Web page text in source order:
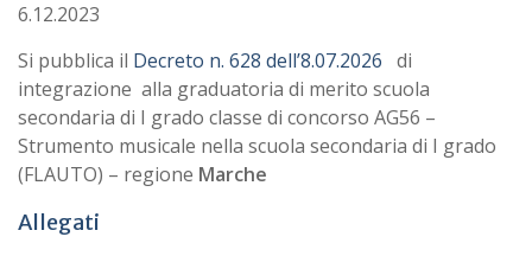
6.12.2023
Si pubblica il Decreto n. 628 dell’8.07.2026 di
integrazione alla graduatoria di merito scuola
secondaria di I grado classe di concorso AG56 –
Strumento musicale nella scuola secondaria di I grado
(FLAUTO) – regione Marche
Allegati